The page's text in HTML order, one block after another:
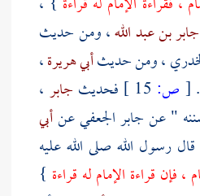
جابر بن عبد الله، ومن حديث
، ومن حديثأبي هريرة،
.
[ ص: فحديث جابر ،
" عنجابر الجعفيعنأبي
رسول الله صلى الله عليه
فإن قراءة الإمام له قراءة }